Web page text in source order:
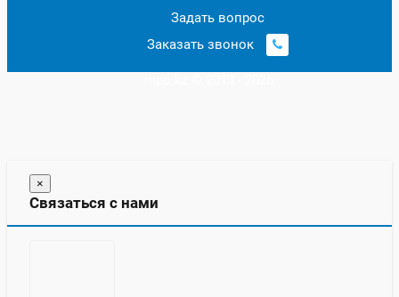
Задать вопрос
Заказать звонок
×
Связаться с нами